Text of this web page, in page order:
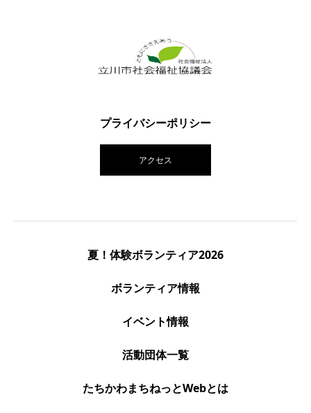
プライバシーポリシー
アクセス
夏！体験ボランティア2026
ボランティア情報
イベント情報
活動団体一覧
たちかわまちねっとWebとは